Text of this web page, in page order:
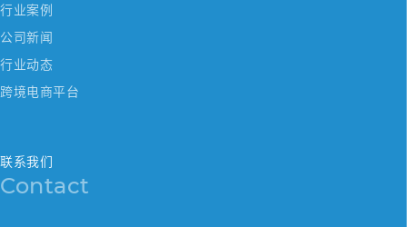
行业案例
公司新闻
行业动态
跨境电商平台
联系我们
Contact